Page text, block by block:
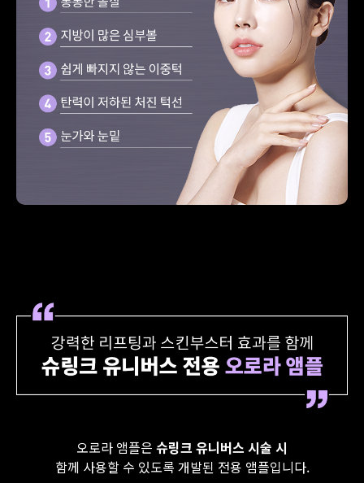
오로라 앰플은 슈링크 유니버스 시술 시
함께 사용할 수 있도록 개발된 전용 앰플입니다.